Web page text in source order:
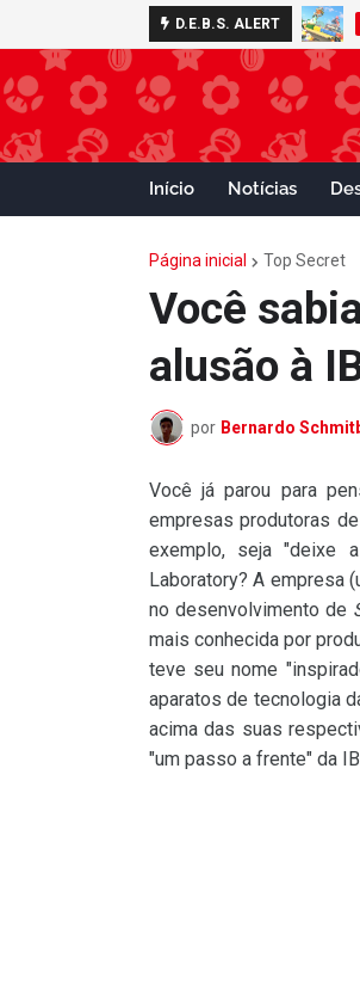
D.E.B.S. ALERT
Início Notícias
Página inicial Top Secret
Você
alusão à
por Bernardo
Você já parou para
empresas produtoras
exemplo, seja
Laboratory? A empresa
no desenvolvimento de
mais conhecida por
teve seu nome
aparatos de tecnologia
acima das suas
"um passo a frente" da